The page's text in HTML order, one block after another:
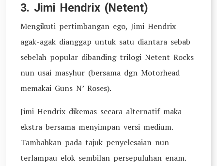
3. Jimi Hendrix (Netent)
Mengikuti pertimbangan ego, Jimi Hendrix
agak-agak dianggap untuk satu diantara sebab
sebelah popular dibanding trilogi Netent Rocks
nun usai masyhur (bersama dgn Motorhead
memakai Guns N’ Roses).
Jimi Hendrix dikemas secara alternatif maka
ekstra bersama menyimpan versi medium.
Tambahkan pada tajuk penyelesaian nun
terlampau elok sembilan persepuluhan enam.